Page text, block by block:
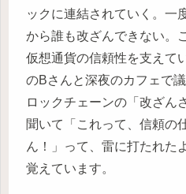
ックに連結されていく。一
から誰も改ざんできない。
仮想通貨の信頼性を支えて
のBさんと深夜のカフェで
ロックチェーンの「改ざん
聞いて「これって、信頼の
ん！」って、雷に打たれた
覚えています。